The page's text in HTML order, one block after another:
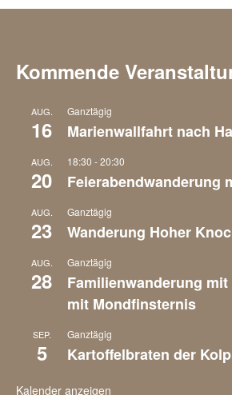
Kommende
AUG.
16
Ganztägig
Marienwallfahrt nach
AUG.
20
18:30 -20:30
Feierabendwanderung
AUG.
23
Ganztägig
Wanderung Hoher
AUG.
28
Ganztägig
Familienwanderung
mit Mondfinsternis
SEP.
5
Ganztägig
Kartoffelbraten der
Kalender anzeigen